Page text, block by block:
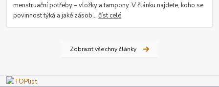
menstruační potřeby – vložky a tampony. V článku najdete, koho se
povinnost týká a jaké zásob...číst celé
Zobrazit všechny články